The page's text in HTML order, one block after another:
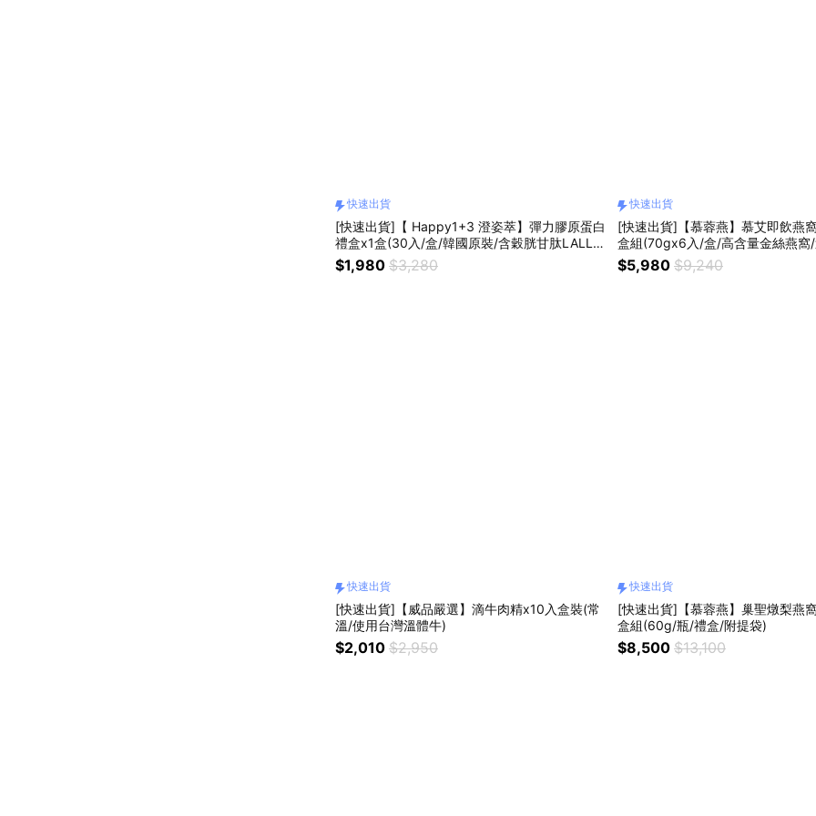
快速出貨
[快速出貨]【 Happy1+3 澄姿萃】彈力膠原蛋白
禮盒x1盒(30入/盒/韓國原裝/含穀胱甘肽LALLE
MAND/MSM)
$1,980 $3,280
快速出貨
[快速出貨]【慕蓉燕】慕艾即飲燕
盒組(70gx6入/盒/高含量金絲燕窩
$5,980 $9,240
快速出貨
[快速出貨]【威品嚴選】滴牛肉精x10入盒裝(常
溫/使用台灣溫體牛)
$2,010 $2,950
快速出貨
[快速出貨]【慕蓉燕】巢聖燉梨燕
盒組(60g/瓶/禮盒/附提袋)
$8,500 $13,100